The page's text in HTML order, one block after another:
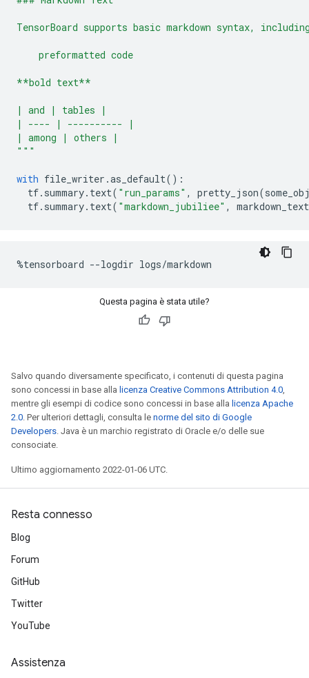
TensorBoard supports basic markdown syntax,
preformatted code
**bold text**
| and | tables |
| ---- | ---------- |
| among | others |
"""
with file_writer .as_default():
tf. summary. text( "run_params" , pretty_json(
tf. summary. text( "markdown_jubiliee" , markdown_text
%tensorboard --logdir logs/markdown
Questa pagina è stata utile?
Salvo quando diversamente specificato, i contenuti di questa pagina
sono concessi in base alla licenza Creative Commons Attribution 4.0
mentre gli esempi di codice sono concessi in base alla licenza Apache
2.0 . Per ulteriori dettagli, consulta le norme del sito di Google
Developers . Java è un marchio registrato di Oracle e/o delle sue
consociate.
Ultimo aggiornamento 2022-01-06 UTC.
Resta connesso
Blog
Forum
GitHub
Twitter
YouTube
Assistenza